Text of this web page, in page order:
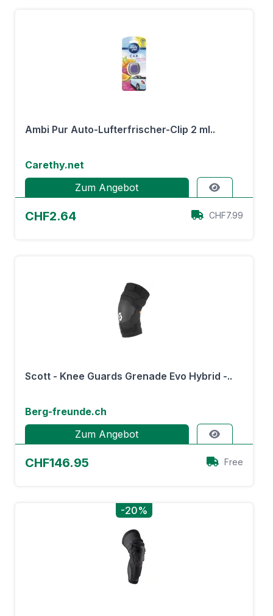
Ambi Pur Auto-Lufterfrischer-Clip 2 ml..
Carethy.net
Zum Angebot
CHF2.64 CHF7.99
Scott - Knee Guards Grenade Evo Hybrid -..
Berg-freunde.ch
Zum Angebot
CHF146.95 Free
-20%